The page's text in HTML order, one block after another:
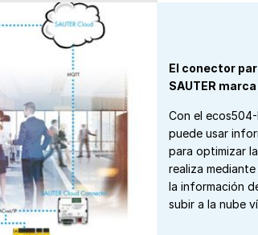
El conector
SAUTER
Con el
puede usar
para optimizar
realiza
la información
subir a la nube